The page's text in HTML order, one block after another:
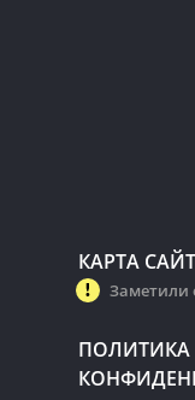
КАРТА
Заметили
ПОЛИТИКА